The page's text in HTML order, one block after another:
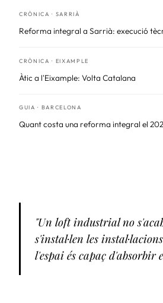
CRÒNICA · SARRIÀ
Reforma integral a Sarrià: execució
CRÒNICA · EIXAMPLE
Àtic a l'Eixample: Volta Catalana
GUIA · BARCELONA
Quant costa una reforma integral el
"Un loft industrial no
s'instal·len les
l'espai és capaç d'absorbir